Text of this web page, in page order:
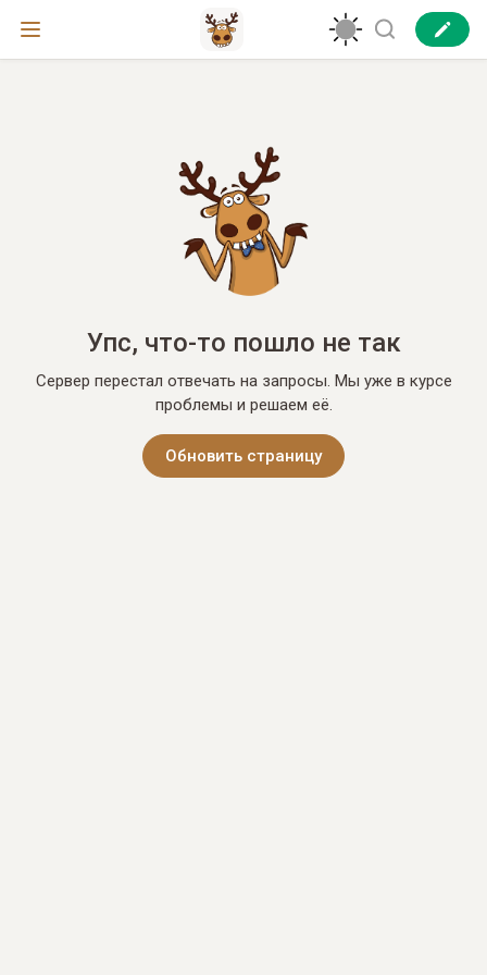
Упс, что-то пошло не так
Сервер перестал отвечать на запросы. Мы уже в курсе
проблемы и решаем её.
Обновить страницу